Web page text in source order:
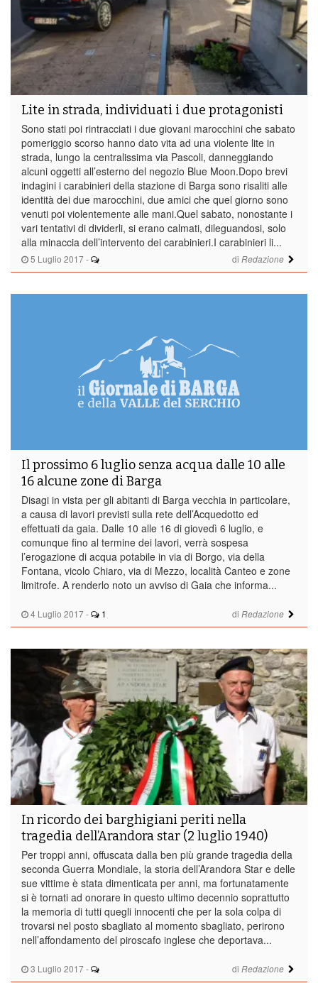
5 Luglio 2017 - di Redazione
Lite in strada, individuati i due protagonisti
Sono stati poi rintracciati i due giovani marocchini che sabato
pomeriggio scorso hanno dato vita ad una violente lite in
strada, lungo la centralissima via Pascoli, danneggiando
alcuni oggetti all’esterno del negozio Blue Moon.Dopo brevi
indagini i carabinieri della stazione di Barga sono risaliti alle
identità dei due marocchini, due amici che quel giorno sono
venuti poi violentemente alle mani.Quel sabato, nonostante i
vari tentativi di dividerli, si erano calmati, dileguandosi, solo
alla minaccia dell’intervento dei carabinieri.I carabinieri li...
4 Luglio 2017 - 1 di Redazione
Il prossimo 6 luglio senza acqua dalle 10 alle
16 alcune zone di Barga
Disagi in vista per gli abitanti di Barga vecchia in particolare,
a causa di lavori previsti sulla rete dell’Acquedotto ed
effettuati da gaia. Dalle 10 alle 16 di giovedì 6 luglio, e
comunque fino al termine dei lavori, verrà sospesa
l’erogazione di acqua potabile in via di Borgo, via della
Fontana, vicolo Chiaro, via di Mezzo, località Canteo e zone
limitrofe. A renderlo noto un avviso di Gaia che informa...
3 Luglio 2017 - di Redazione
In ricordo dei barghigiani periti nella
tragedia dell’Arandora star (2 luglio 1940)
Per troppi anni, offuscata dalla ben più grande tragedia della
seconda Guerra Mondiale, la storia dell’Arandora Star e delle
sue vittime è stata dimenticata per anni, ma fortunatamente
si è tornati ad onorare in questo ultimo decennio soprattutto
la memoria di tutti quegli innocenti che per la sola colpa di
trovarsi nel posto sbagliato al momento sbagliato, perirono
nell’affondamento del piroscafo inglese che deportava...